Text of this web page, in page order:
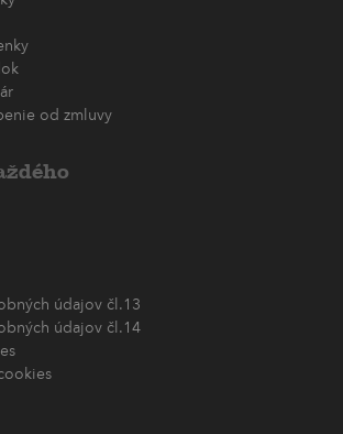
od zmluvy
údajov čl.13
údajov čl.14